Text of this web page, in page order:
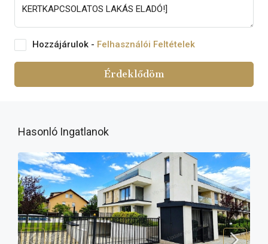
Hozzájárulok - Felhasználói Feltételek
Érdeklődöm
Hasonló Ingatlanok